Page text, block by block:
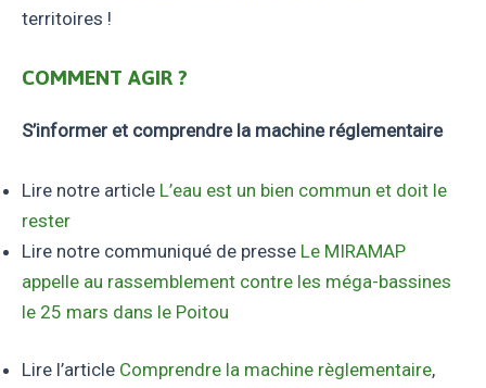
territoires !
COMMENT AGIR ?
S’informer et comprendre la machine réglementaire
Lire notre article L’eau est un bien commun et doit le
rester
Lire notre communiqué de presse Le MIRAMAP
appelle au rassemblement contre les méga-bassines
le 25 mars dans le Poitou
Lire l’article Comprendre la machine règlementaire,